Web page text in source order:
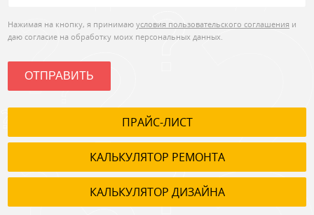
Нажимая на кнопку, я принимаю условия пользовательского соглашения и
даю согласие на обработку моих персональных данных.
ОТПРАВИТЬ
ПРАЙС-ЛИСТ
КАЛЬКУЛЯТОР РЕМОНТА
КАЛЬКУЛЯТОР ДИЗАЙНА